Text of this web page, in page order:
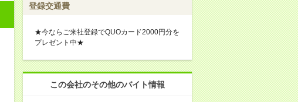
登録交通費
★今ならご来社登録でQUOカード2000円分を
プレゼント中★
この会社のその他のバイト情報